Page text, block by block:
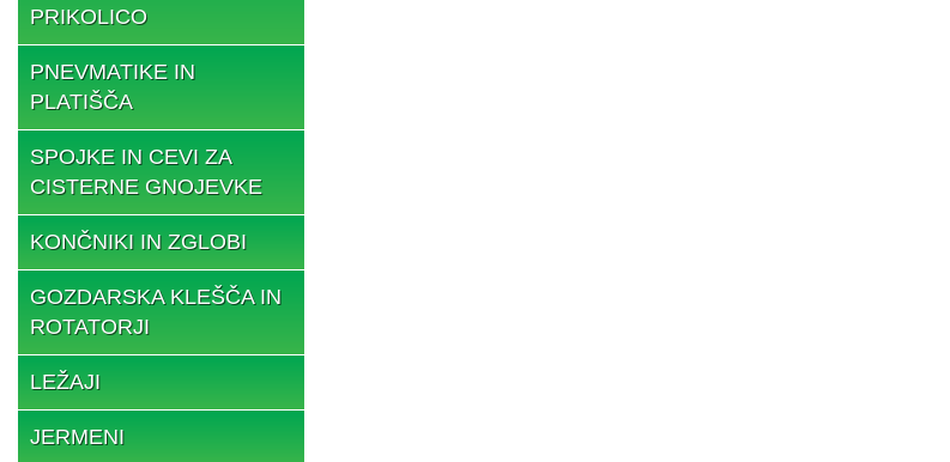
PRIKOLICO
PNEVMATIKE IN
PLATIŠČA
SPOJKE IN CEVI ZA
CISTERNE GNOJEVKE
KONČNIKI IN ZGLOBI
GOZDARSKA KLEŠČA IN
ROTATORJI
LEŽAJI
JERMENI